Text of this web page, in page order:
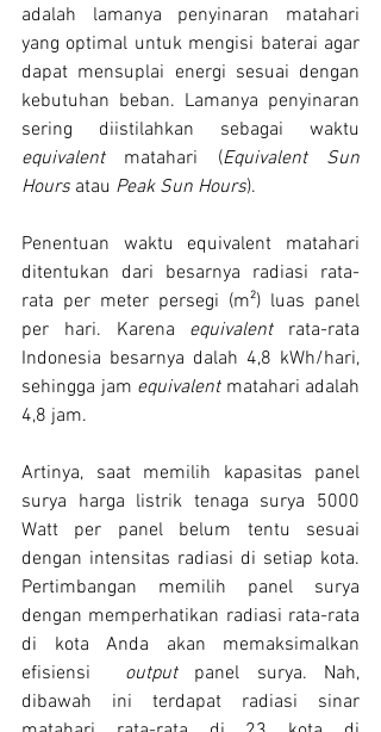
adalah lamanya penyinaran matahari
yang optimal untuk mengisi baterai agar
dapat mensuplai energi sesuai dengan
kebutuhan beban. Lamanya penyinaran
equivalent matahari (Equivalent Sun
Hours atau Peak Sun Hours).
Penentuan waktu equivalent matahari
ditentukan dari besarnya radiasi rata-
rata per meter persegi (m²) luas panel
per hari. Karena equivalent rata-rata
Indonesia besarnya dalah 4,8 kWh/hari,
sehingga jam equivalent matahari adalah
4,8 jam.
Artinya, saat memilih kapasitas panel
surya harga listrik tenaga surya 5000
Watt per panel belum tentu sesuai
dengan intensitas radiasi di setiap kota.
Pertimbangan memilih panel surya
dengan memperhatikan radiasi rata-rata
di kota Anda akan memaksimalkan
efisiensi output panel surya. Nah,
dibawah ini terdapat radiasi sinar